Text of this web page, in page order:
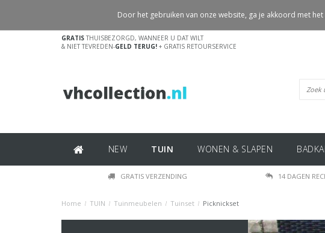
GRATIS THUISBEZORGD, WANNEER U DAT WILT
& NIET TEVREDEN-GELD TERUG! + GRATIS RETOURSERVICE
NEW TUIN WONEN & SLAPEN
GRATIS VERZENDING 14 DAGEN
Home / TUIN / Tuinmeubelen / Tuinset / Picknickset
Door het gebruiken van onze website, ga je akkoord met